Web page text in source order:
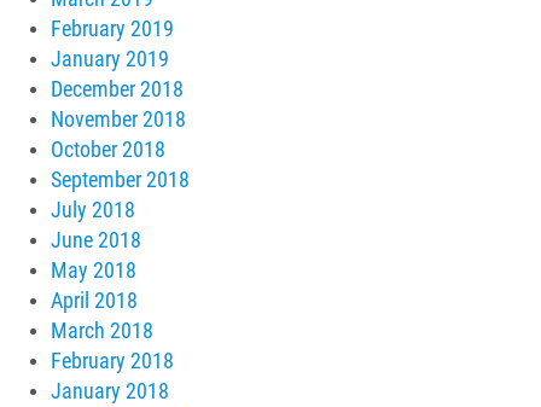
February 2019
January 2019
December 2018
November 2018
October 2018
September 2018
July 2018
June 2018
May 2018
April 2018
March 2018
February 2018
January 2018